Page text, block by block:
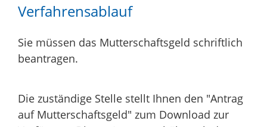
Verfahrensablauf
Sie müssen das Mutterschaftsgeld schriftlich
beantragen.
Die zuständige Stelle stellt Ihnen den "Antrag
auf Mutterschaftsgeld" zum Download zur